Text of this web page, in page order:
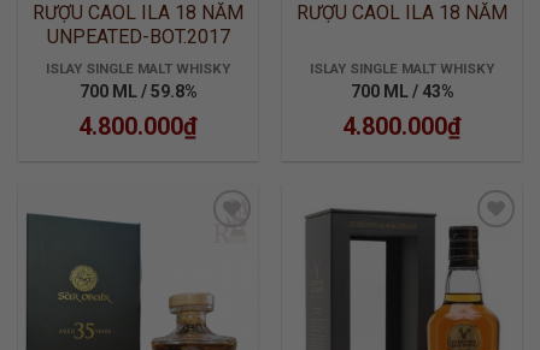
RƯỢU CAOL ILA 18 NĂM
UNPEATED-BOT.2017
ISLAY SINGLE MALT WHISKY
700 ML / 59.8%
4.800.000₫
RƯỢU CAOL ILA 18 NĂM
ISLAY SINGLE MALT WHISKY
700 ML / 43%
4.800.000₫
ADD TO
WISHLIST
ADD TO
WISHLIST